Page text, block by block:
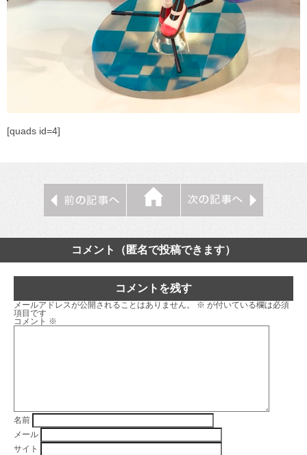
[quads id=4]
コメント（匿名で投稿できます）
コメントを残す
メールアドレスが公開されることはありません。 ※ が付いている欄は必須
項目です
コメント ※
名前
メール
サイト